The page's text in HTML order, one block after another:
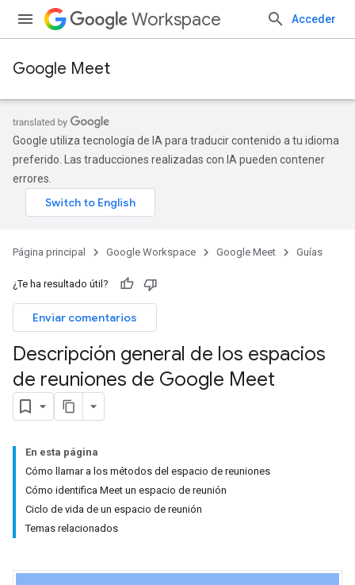
Workspace Acceder
Google Meet
Google utiliza tecnología de IA para traducir contenido a tu idioma
preferido. Las traducciones realizadas con IA pueden contener
errores.
Página principal Google Workspace Google Meet Guías
¿Te ha resultado útil?
Enviar comentarios
Descripción general de los espacios
de reuniones de Google Meet
En esta página
Cómo llamar a los métodos del espacio de reuniones
Cómo identifica Meet un espacio de reunión
Ciclo de vida de un espacio de reunión
Temas relacionados